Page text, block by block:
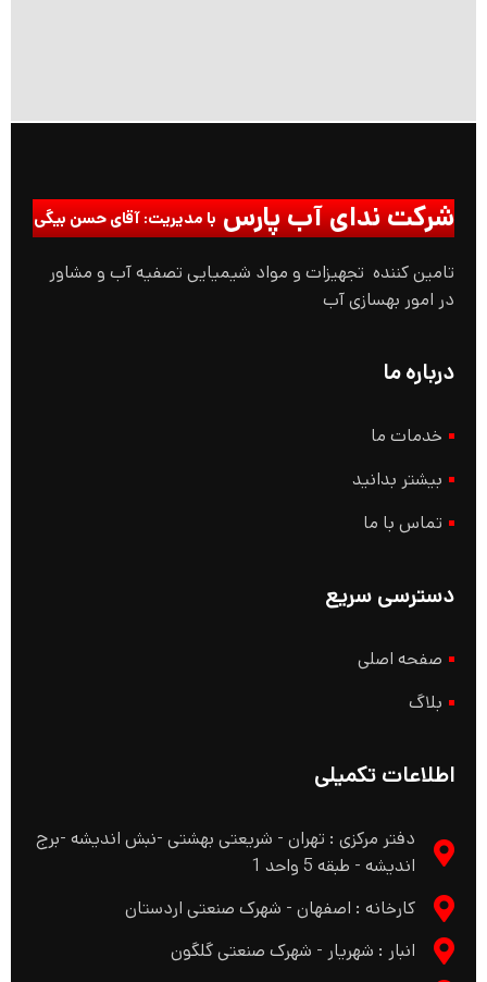
شرکت ندای آب پارس با مدیریت: آقای حسن بیگی
تامین کننده تجهیزات و مواد شیمیایی تصفیه آب و مشاور
در امور بهسازی آب
درباره ما
خدمات ما
بیشتر بدانید
تماس با ما
دسترسی سریع
صفحه اصلی
بلاگ
اطلاعات تکمیلی
دفتر مرکزی : تهران - شریعتی بهشتی -نبش اندیشه -برج
اندیشه - طبقه 5 واحد 1
کارخانه : اصفهان - شهرک صنعتی اردستان
انبار : شهریار - شهرک صنعتی گلگون